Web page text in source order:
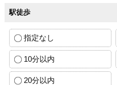
駅徒歩
指定なし
10分以内
20分以内